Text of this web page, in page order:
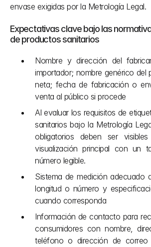
envase exigidas por la Metrología Legal.
Expectativas clave bajo las
de productos sanitarios
Nombre y dirección del
importador; nombre genérico del
neta; fecha de fabricación o
venta al público si procede
Al evaluar los requisitos de
sanitarios bajo la Metrología
obligatorios deben ser
visualización principal con un
número legible.
Sistema de medición adecuado
longitud o número y
cuando corresponda
Información de contacto para
consumidores con nombre,
teléfono o dirección de